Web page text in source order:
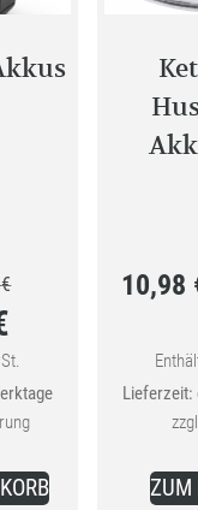
€Ursprünglicher
war:
159,99 €
€.
10,98
Lieferzeit:
ZUM